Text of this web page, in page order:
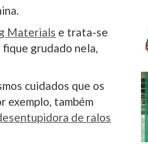
Materials e trata-se
grudado nela,
cuidados que os
exemplo, também
de ralos